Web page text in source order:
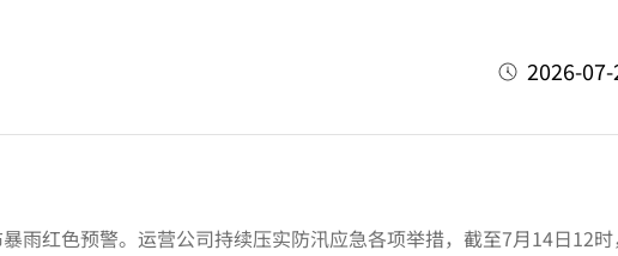
2026-
红色预警。运营公司持续压实防汛应急各项举措，截至7月14日12时